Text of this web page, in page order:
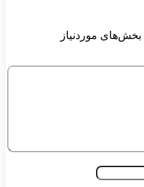
بخش‌های موردنیاز